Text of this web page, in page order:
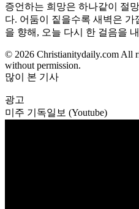
증언하는 희망은 하나같이 절
다. 어둠이 짙을수록 새벽은 가
을 향해, 오늘 다시 한 걸음을
© 2026 Christianitydaily.com All
without permission.
많이 본 기사
광고
미주 기독일보 (Youtube)